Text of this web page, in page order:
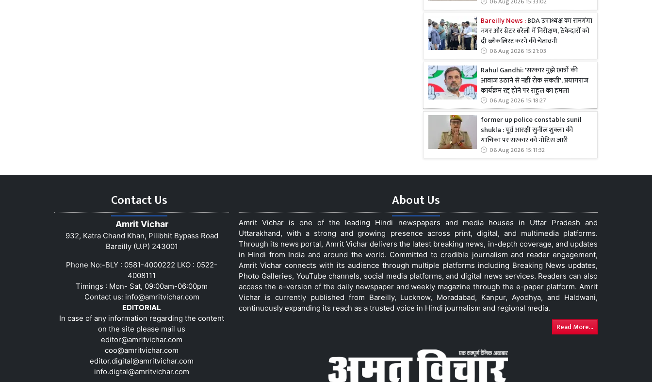
Bareilly News :BDA उपाध्यक्ष का रामगंगा
नगर और ग्रेटर बरेली में निरीक्षण, ठेकेदारों को
दी ब्लैकलिस्ट करने की चेतावनी
06 Aug 2026 15:21:03
Rahul Gandhi: 'सरकार मुझे छात्रों की
आवाज उठाने से नहीं रोक सकती', प्रयागराज
कार्यक्रम रद्द होने पर राहुल का हमला
06 Aug 2026 15:18:27
former up police constable sunil
shukla : पूर्व आरक्षी सुनील शुक्ला की
याचिका पर सरकार को नोटिस जारी
06 Aug 2026 15:11:32
Contact Us
Amrit Vichar
932, Katra Chand Khan, Pilibhit Bypass Road
Bareilly (U.P) 243001
Phone No:-BLY : 0581-4000222 LKO : 0522-
4008111
Timings : Mon- Sat, 09:00am-06:00pm
Contact us: info@amritvichar.com
EDITORIAL
In case of any information regarding the content
on the site please mail us
editor@amritvichar.com
coo@amritvichar.com
editor.digital@amritvichar.com
info.digtal@amritvichar.com
About Us
Amrit Vichar is one of the leading Hindi newspapers and media houses in Uttar Pradesh and
Uttarakhand, with a strong and growing presence across print, digital, and multimedia platforms.
Through its news portal, Amrit Vichar delivers the latest breaking news, in-depth coverage, and updates
in Hindi from India and around the world. Committed to credible journalism and reader engagement,
Amrit Vichar connects with its audience through multiple platforms including Breaking News updates,
Photo Galleries, YouTube channels, social media platforms, and digital news services. Readers can also
access the e-version of the daily newspaper and weekly magazine through the e-paper platform. Amrit
Vichar is currently published from Bareilly, Lucknow, Moradabad, Kanpur, Ayodhya, and Haldwani,
continuously expanding its reach as a trusted voice in Hindi journalism and regional media.
Read More...